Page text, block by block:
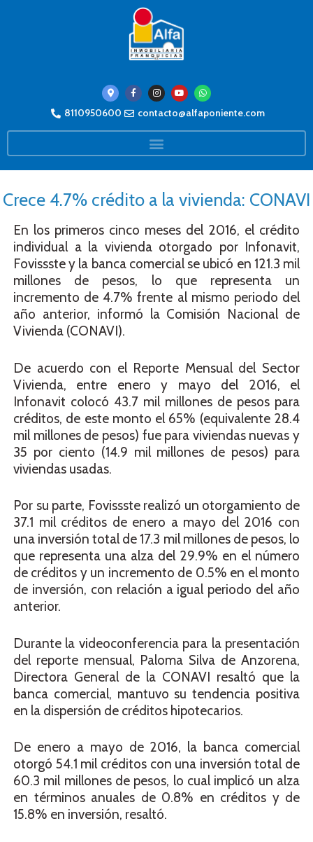
8110950600 contacto@alfaponiente.com
Crece 4.7% crédito a la vivienda: CONAVI
En los primeros cinco meses del 2016, el crédito
individual a la vivienda otorgado por Infonavit,
Fovissste y la banca comercial se ubicó en 121.3 mil
millones de pesos, lo que representa un
incremento de 4.7% frente al mismo periodo del
año anterior, informó la Comisión Nacional de
Vivienda (CONAVI).
De acuerdo con el Reporte Mensual del Sector
Vivienda, entre enero y mayo del 2016, el
Infonavit colocó 43.7 mil millones de pesos para
créditos, de este monto el 65% (equivalente 28.4
mil millones de pesos) fue para viviendas nuevas y
35 por ciento (14.9 mil millones de pesos) para
viviendas usadas.
Por su parte, Fovissste realizó un otorgamiento de
37.1 mil créditos de enero a mayo del 2016 con
una inversión total de 17.3 mil millones de pesos, lo
que representa una alza del 29.9% en el número
de créditos y un incremento de 0.5% en el monto
de inversión, con relación a igual periodo del año
anterior.
Durante la videoconferencia para la presentación
del reporte mensual, Paloma Silva de Anzorena,
Directora General de la CONAVI resaltó que la
banca comercial, mantuvo su tendencia positiva
en la dispersión de créditos hipotecarios.
De enero a mayo de 2016, la banca comercial
otorgó 54.1 mil créditos con una inversión total de
60.3 mil millones de pesos, lo cual implicó un alza
en términos anuales de 0.8% en créditos y de
15.8% en inversión, resaltó.